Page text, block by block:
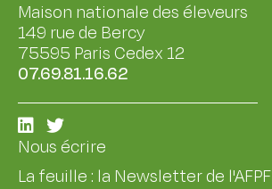
Maison nationale des éleveurs
149 rue de Bercy
75595 Paris Cedex 12
07.69.81.16.62
Nous écrire
La feuille : la Newsletter de l'AFPF